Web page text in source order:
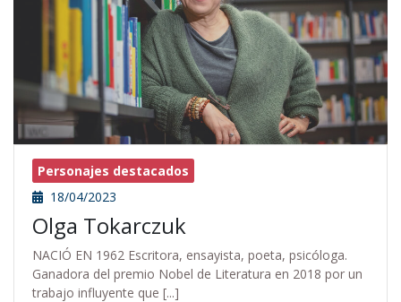
Personajes destacados
18/04/2023
Olga Tokarczuk
NACIÓ EN 1962 Escritora, ensayista, poeta, psicóloga.
Ganadora del premio Nobel de Literatura en 2018 por un
trabajo influyente que [...]